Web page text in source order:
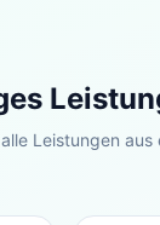
Leistungen aus